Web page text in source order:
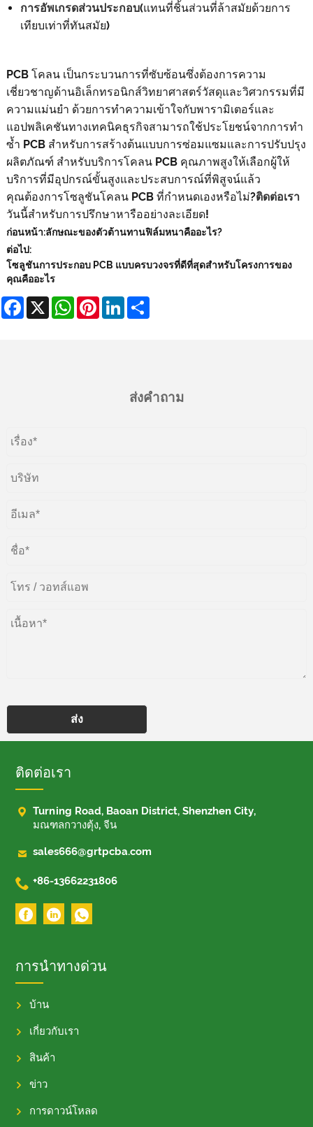
การอัพเกรดส่วนประกอบ(แทนที่ชิ้นส่วนที่ล้าสมัยด้วยการ
เทียบเท่าที่ทันสมัย)
PCB โคลน เป็นกระบวนการที่ซับซ้อนซึ่งต้องการความ
เชี่ยวชาญด้านอิเล็กทรอนิกส์วิทยาศาสตร์วัสดุและวิศวกรรมที่มี
ความแม่นยำ ด้วยการทำความเข้าใจกับพารามิเตอร์และ
แอปพลิเคชันทางเทคนิคธุรกิจสามารถใช้ประโยชน์จากการทำ
ซ้ำ PCB สำหรับการสร้างต้นแบบการซ่อมแซมและการปรับปรุง
ผลิตภัณฑ์ สำหรับบริการโคลน PCB คุณภาพสูงให้เลือกผู้ให้
บริการที่มีอุปกรณ์ขั้นสูงและประสบการณ์ที่พิสูจน์แล้ว
คุณต้องการโซลูชันโคลน PCB ที่กำหนดเองหรือไม่?ติดต่อเรา
วันนี้สำหรับการปรึกษาหารืออย่างละเอียด!
ก่อนหน้า:ลักษณะของตัวต้านทานฟิล์มหนาคืออะไร?
ต่อไป:
โซลูชันการประกอบ PCB แบบครบวงจรที่ดีที่สุดสำหรับโครงการของ
คุณคืออะไร
Facebook
X WhatsApp
PinterestLinkedIn
ส่งคำถาม
ส่ง
ติดต่อเรา
 Turning Road, Baoan District, Shenzhen City,
มณฑลกวางตุ้ง, จีน
 sales666@grtpcba.com
 +86-13662231806
การนำทางด่วน
บ้าน
เกี่ยวกับเรา
สินค้า
ข่าว
การดาวน์โหลด